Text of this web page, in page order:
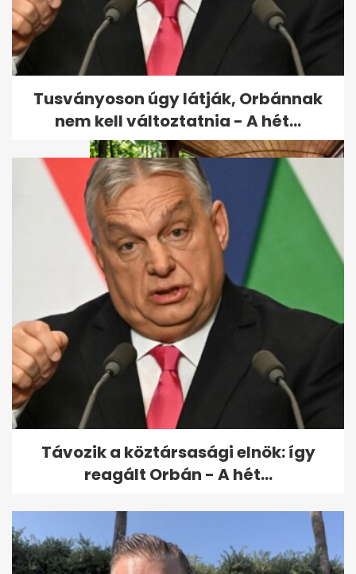
Őszirózsa a kertben: nyár
végén indul, ősszel hozza a
színét
9 hazai kisvasút kánikulára:
hűvös erdei útvonalak
unokákkal
Tusványoson úgy látják, Orbánnak
nem kell változtatnia - A hét...
Távozik a köztársasági elnök: így
reagált Orbán - A hét...